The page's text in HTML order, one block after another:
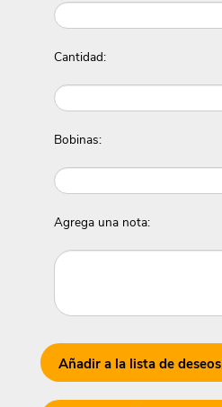
Cantidad:
Bobinas:
Agrega una nota:
Añadir a la lista de deseos